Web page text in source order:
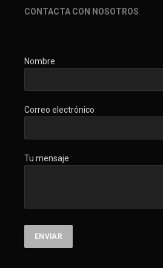
CONTACTA CON NOSOTROS
Nombre
Correo electrónico
Tu mensaje